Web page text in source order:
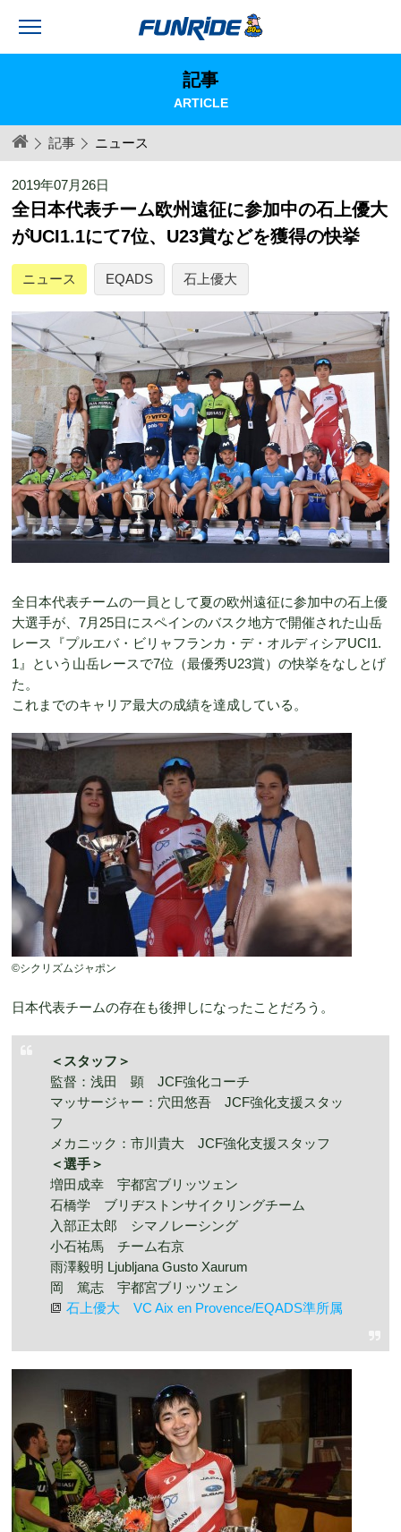
記事
ARTICLE
記事 ニュース
2019年07月26日
全日本代表チーム欧州遠征に参加中の石上優大
がUCI1.1にて7位、U23賞などを獲得の快挙
ニュース EQADS 石上優大
全日本代表チームの一員として夏の欧州遠征に参加中の石上優
大選手が、7月25日にスペインのバスク地方で開催された山岳
レース『プルエバ・ビリャフランカ・デ・オルディシアUCI1.
1』という山岳レースで7位（最優秀U23賞）の快挙をなしとげ
た。
これまでのキャリア最大の成績を達成している。
©️シクリズムジャポン
日本代表チームの存在も後押しになったことだろう。
＜スタッフ＞
監督：浅田 顕 JCF強化コーチ
マッサージャー：穴田悠吾 JCF強化支援スタッ
フ
メカニック：市川貴大 JCF強化支援スタッフ
＜選手＞
増田成幸 宇都宮ブリッツェン
石橋学 ブリヂストンサイクリングチーム
入部正太郎 シマノレーシング
小石祐馬 チーム右京
雨澤毅明 Ljubljana Gusto Xaurum
岡 篤志 宇都宮ブリッツェン
石上優大 VC Aix en Provence/EQADS準所属